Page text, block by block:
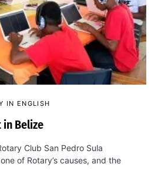
IN ENGLISH
Belize
Club San Pedro Sula
of Rotary’s causes, and the